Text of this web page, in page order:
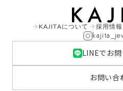
arrow_forward KAJITAについて arrow_forward 採用情報
LINEでお
お問い合